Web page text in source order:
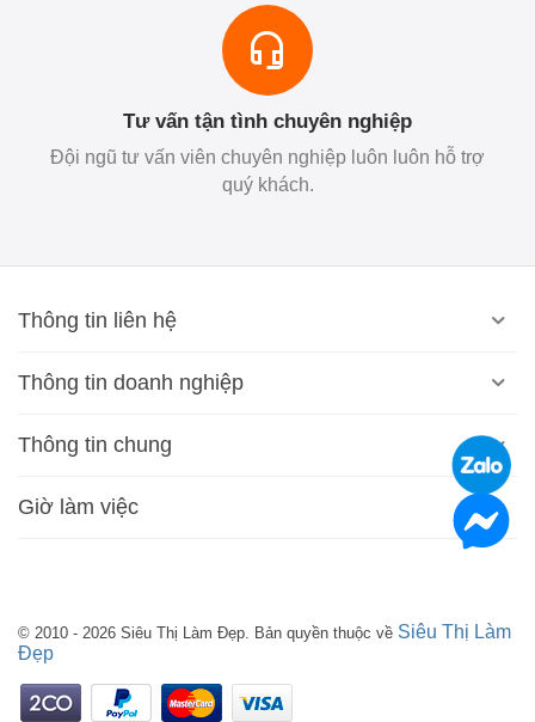
Tư vấn tận tình chuyên nghiệp
Đội ngũ tư vấn viên chuyên nghiệp luôn luôn hỗ trợ
quý khách.
Thông tin liên hệ
Thông tin doanh nghiệp
Thông tin chung
Giờ làm việc
© 2010 - 2026 Siêu Thị Làm Đẹp. Bản quyền thuộc về Siêu Thị Làm
Đẹp